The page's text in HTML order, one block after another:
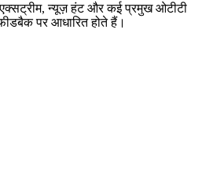
एक्सट्रीम, न्यूज़ हंट और कई प्रमुख ओटीटी
पर आधारित होते हैं।